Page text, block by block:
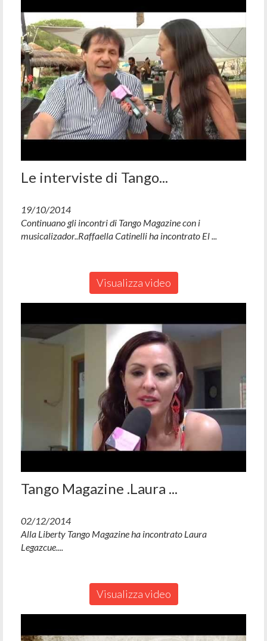
Le interviste di Tango...
19/10/2014
Continuano gli incontri di Tango Magazine con i
musicalizador..Raffaella Catinelli ha incontrato El ...
Visualizza video
Tango Magazine .Laura ...
02/12/2014
Alla Liberty Tango Magazine ha incontrato Laura
Legazcue....
Visualizza video